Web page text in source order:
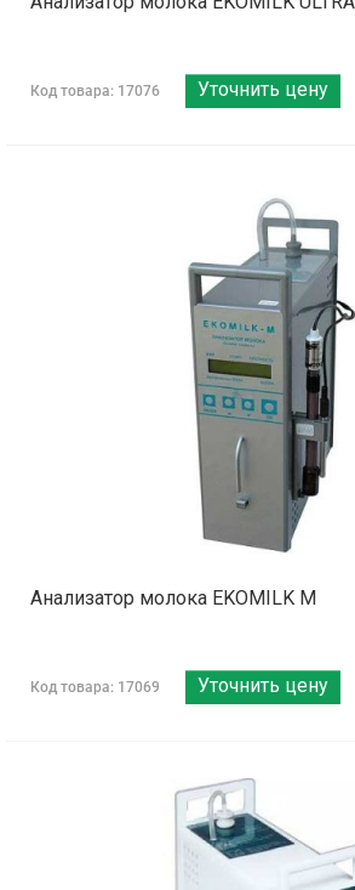
Код товара: 17076 Уточнить цену
Анализатор молока EKOMILK М
Код товара: 17069 Уточнить цену